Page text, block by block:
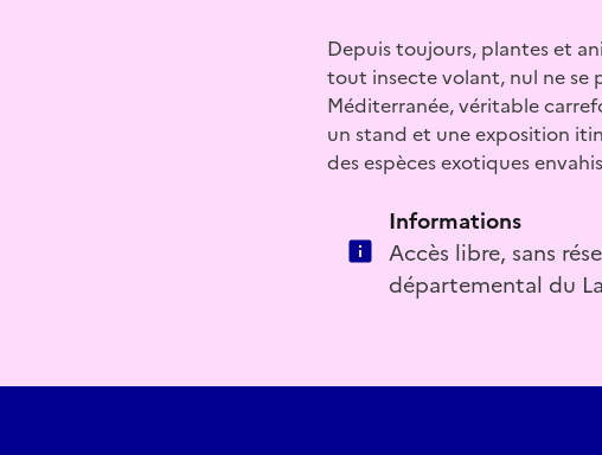
Depuis toujours, plantes et
tout insecte volant, nul ne se
Méditerranée, véritable
un stand et une exposition
des espèces exotiques
Informations
Accès libre, sans
départemental du